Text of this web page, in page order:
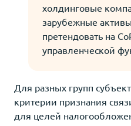
холдинговые
зарубежные
претендовать на
управленческой
Для разных групп
критерии признания
для целей